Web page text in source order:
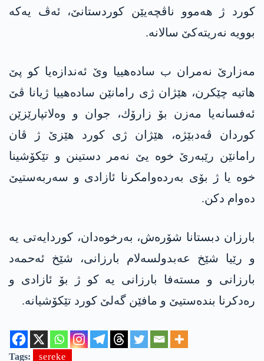
کورد ژ هەموو ناڤچەیێن کوردستانێ، ئەڤ یەکه‌
بوویە نه‌ریته‌كێ سالانە.
مه‌زارێ نه‌مران ب ساده‌هییا وێ ئه‌ندازه‌یا كو پێ
هاتیه‌ چێكرن، هێژان ژی رامانێن ساده‌هییا ژیانا ڤێ
ئه‌فسانه‌یا مه‌زن بۆ زارۆك، جوان و وه‌لاتپارێزێن
كوردان ڤه‌دبێژه‌، هێژان ژی كورد هێزێ ژ ڤان
رامانێن رێبه‌رێ خوه‌ یێ نه‌مر دستینن و تێكۆشینا
خوه‌ یا ژ بۆی به‌رده‌وامكرنا ئازادی و سه‌ربه‌ستیێ
ده‌وام دكن.
بارزان دبستانا شۆرەش، بەرخوەدان، کوردایەتی یه‌
و رێیا شێخ عەبدولسەلام بارزانی، شێخ ئەحمەد
بارزانی و مستەفا بارزانی یە کو ژ بۆ ئازادی و
رەدکرنا بندەستیێ و مافێن گەلێ کورد تێکۆشیانە.
Tags: sereke